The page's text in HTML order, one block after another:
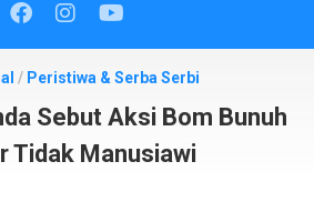
/ Peristiwa & Serba Serbi
Sebut Aksi Bom Bunuh
Tidak Manusiawi